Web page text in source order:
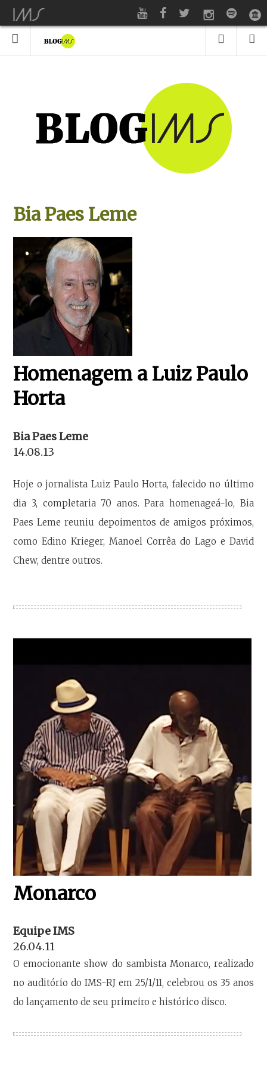
Bia Paes Leme
Homenagem a Luiz Paulo
Horta
Bia Paes Leme
14.08.13
Hoje o jornalista Luiz Paulo Horta, falecido no último
dia 3, completaria 70 anos. Para homenageá-lo, Bia
Paes Leme reuniu depoimentos de amigos próximos,
como Edino Krieger, Manoel Corrêa do Lago e David
Chew, dentre outros.
Monarco
Equipe IMS
26.04.11
O emocionante show do sambista Monarco, realizado
no auditório do IMS-RJ em 25/1/11, celebrou os 35 anos
do lançamento de seu primeiro e histórico disco.